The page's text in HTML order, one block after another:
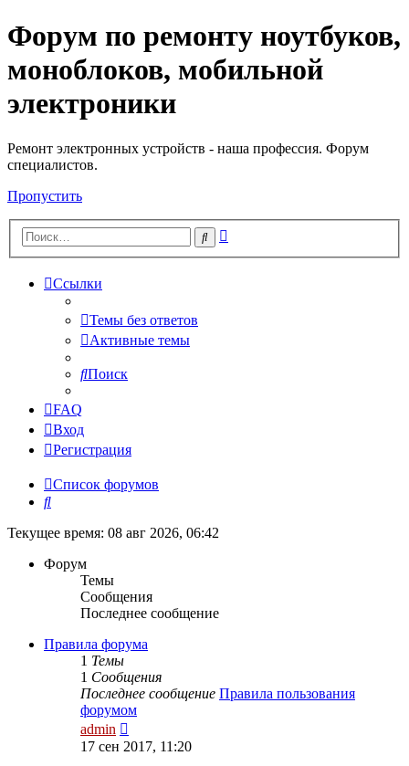
Регистрация
Форум по ремонту ноутбуков,
моноблоков, мобильной
электроники
Ремонт электронных устройств - наша профессия. Форум
специалистов.
Пропустить
Поиск
Ссылки
Темы без ответов
Активные темы
Поиск
FAQ
Вход
Регистрация
Список форумов
Поиск
Текущее время: 08 авг 2026, 06:42
Форум
Темы
Сообщения
Последнее сообщение
Правила форума
1 Темы
1 Сообщения
Последнее сообщение Правила пользования
форумом
admin
к
17 сен 2017, 11:20